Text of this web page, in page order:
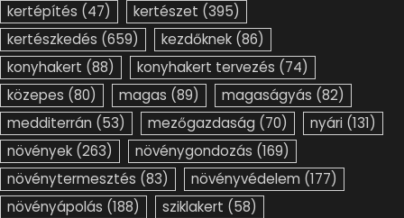
kertépítés (47) kertészet (395)
kertészkedés (659) kezdőknek (86)
konyhakert (88) konyhakert tervezés (74)
közepes (80) magas (89) magaságyás (82)
medditerrán (53) mezőgazdaság (70) nyári (131)
növények (263) növénygondozás (169)
növénytermesztés (83) növényvédelem (177)
növényápolás (188) sziklakert (58)